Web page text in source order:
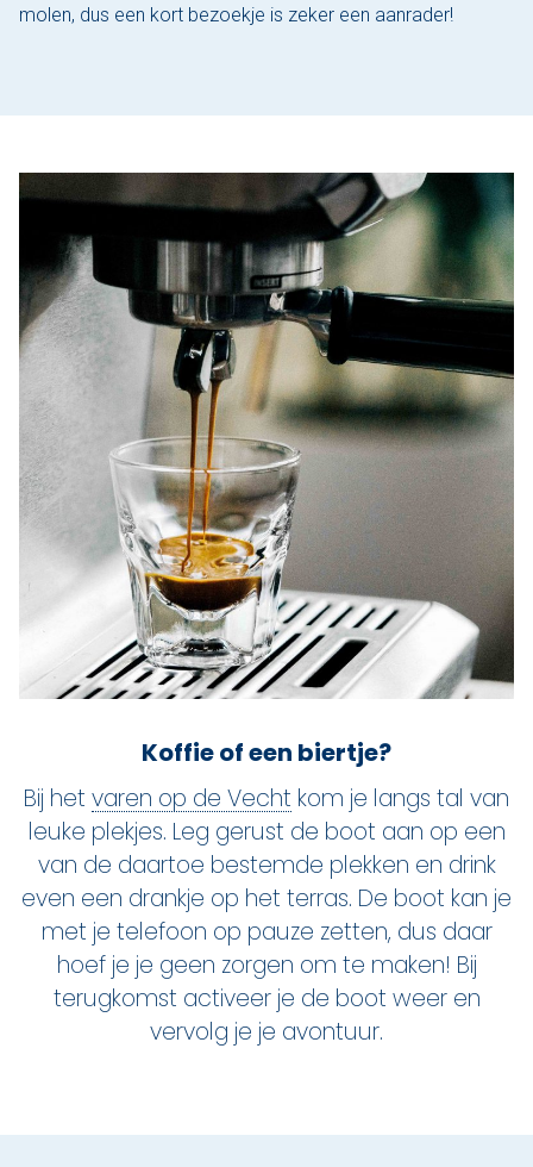
molen, dus een kort bezoekje is zeker een aanrader!
Koffie of een biertje?
Bij het varen op de Vecht kom je langs tal van
leuke plekjes. Leg gerust de boot aan op een
van de daartoe bestemde plekken en drink
even een drankje op het terras. De boot kan je
met je telefoon op pauze zetten, dus daar
hoef je je geen zorgen om te maken! Bij
terugkomst activeer je de boot weer en
vervolg je je avontuur.